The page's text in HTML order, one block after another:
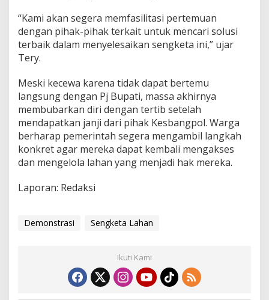
“Kami akan segera memfasilitasi pertemuan
dengan pihak-pihak terkait untuk mencari solusi
terbaik dalam menyelesaikan sengketa ini,” ujar
Tery.
Meski kecewa karena tidak dapat bertemu
langsung dengan Pj Bupati, massa akhirnya
membubarkan diri dengan tertib setelah
mendapatkan janji dari pihak Kesbangpol. Warga
berharap pemerintah segera mengambil langkah
konkret agar mereka dapat kembali mengakses
dan mengelola lahan yang menjadi hak mereka.
Laporan: Redaksi
Demonstrasi Sengketa Lahan
Ikuti Kami